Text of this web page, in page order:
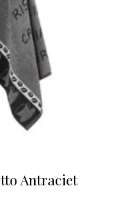
Antraciet